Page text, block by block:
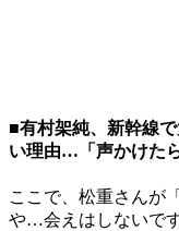
■有村架純、新幹線
い理由…「声かけた
ここで、松重さんが
や…会えはしないで